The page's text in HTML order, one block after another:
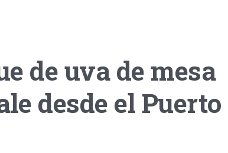
de uva de mesa
desde el Puerto